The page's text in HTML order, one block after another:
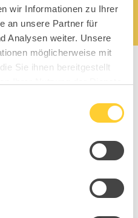
wir Informationen zu Ihrer
an unsere Partner für
Analysen weiter. Unsere
möglicherweise mit
Sie ihnen bereitgestellt